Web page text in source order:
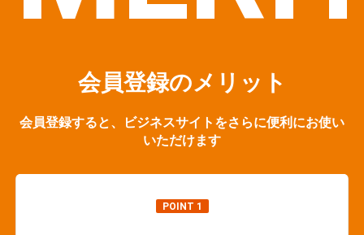
会員登録のメリット
会員登録すると、ビジネスサイトをさらに便利にお使い
いただけます
POINT 1